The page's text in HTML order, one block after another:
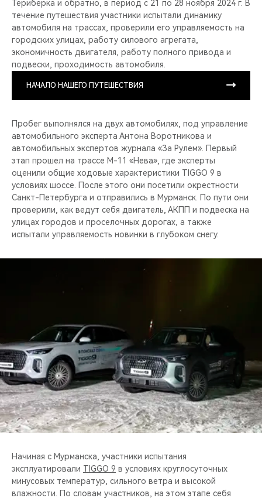
Териберка и обратно, в период с 21 по 28 ноября 2024 г. В
течение путешествия участники испытали динамику
автомобиля на трассах, проверили его управляемость на
городских улицах, работу силового агрегата,
экономичность двигателя, работу полного привода и
подвески, проходимость автомобиля.
НАЧАЛО НАШЕГО ПУТЕШЕСТВИЯ
Пробег выполнялся на двух автомобилях, под управление
автомобильного эксперта Антона Воротникова и
автомобильных экспертов журнала «За Рулем». Первый
этап прошел на трассе М-11 «Нева», где эксперты
оценили общие ходовые характеристики TIGGO 9 в
условиях шоссе. После этого они посетили окрестности
Санкт-Петербурга и отправились в Мурманск. По пути они
проверили, как ведут себя двигатель, АКПП и подвеска на
улицах городов и проселочных дорогах, а также
испытали управляемость новинки в глубоком снегу.
Начиная с Мурманска, участники испытания
эксплуатировали TIGGO 9 в условиях круглосуточных
минусовых температур, сильного ветра и высокой
влажности. По словам участников, на этом этапе себя